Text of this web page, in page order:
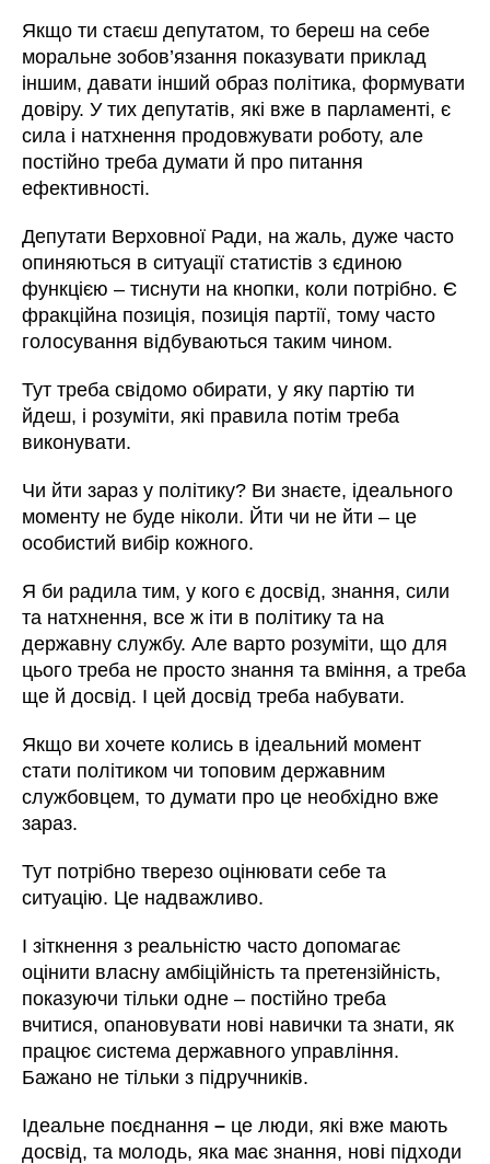
Якщо ти стаєш депутатом, то береш на себе
моральне зобов’язання показувати приклад
іншим, давати інший образ політика, формувати
довіру. У тих депутатів, які вже в парламенті, є
сила і натхнення продовжувати роботу, але
постійно треба думати й про питання
ефективності.
Депутати Верховної Ради, на жаль, дуже часто
опиняються в ситуації статистів з єдиною
функцією – тиснути на кнопки, коли потрібно. Є
фракційна позиція, позиція партії, тому часто
голосування відбуваються таким чином.
Тут треба свідомо обирати, у яку партію ти
йдеш, і розуміти, які правила потім треба
виконувати.
Чи йти зараз у політику? Ви знаєте, ідеального
моменту не буде ніколи. Йти чи не йти – це
особистий вибір кожного.
Я би радила тим, у кого є досвід, знання, сили
та натхнення, все ж іти в політику та на
державну службу. Але варто розуміти, що для
цього треба не просто знання та вміння, а треба
ще й досвід. І цей досвід треба набувати.
Якщо ви хочете колись в ідеальний момент
стати політиком чи топовим державним
службовцем, то думати про це необхідно вже
зараз.
Тут потрібно тверезо оцінювати себе та
ситуацію. Це надважливо.
І зіткнення з реальністю часто допомагає
оцінити власну амбіційність та претензійність,
показуючи тільки одне – постійно треба
вчитися, опановувати нові навички та знати, як
працює система державного управління.
Бажано не тільки з підручників.
Ідеальне поєднання– це люди, які вже мають
досвід, та молодь, яка має знання, нові підходи